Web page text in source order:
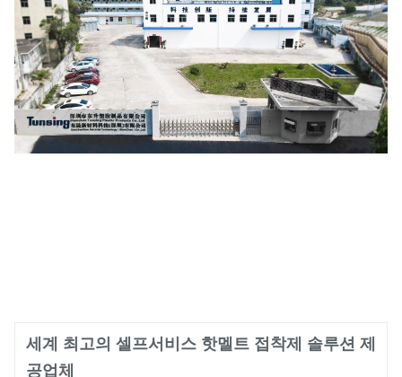
세계 최고의 셀프서비스 핫멜트 접착제 솔루션 제
공업체